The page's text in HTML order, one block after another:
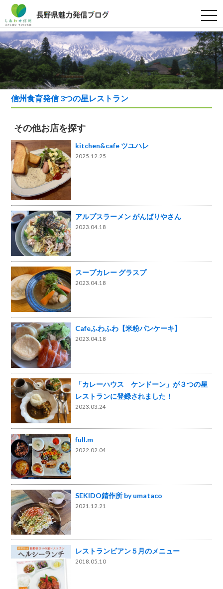
t
o
g
g
l
e
n
a
v
g
i
信州食育発信 3つの星レストラン
その他お店を探す
kitchen&cafe ツユハレ
2025.12.25
アルプスラーメン がんばりやさん
2023.04.18
スープカレー グラスプ
2023.04.18
Cafeふわふわ【米粉パンケーキ】
2023.04.18
「カレーハウス ケンドーン」が３つの星
レストランに登録されました！
2023.03.24
full.m
2022.02.04
SEKIDO錆作所 by umataco
2021.12.21
レストランビアン５月のメニュー
2018.05.10